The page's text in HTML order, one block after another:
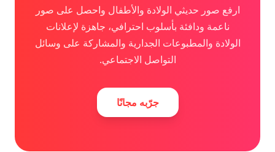
ارفع صور حديثي الولادة والأطفال واحصل على صور
ناعمة ودافئة بأسلوب احترافي، جاهزة لإعلانات
الولادة والمطبوعات الجدارية والمشاركة على وسائل
التواصل الاجتماعي.
جرّبه مجانًا